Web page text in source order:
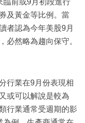
臨前或9月初段進行
及黃金等比例。當
者認為今年美股9月
必然略為趨向保守。
行業在9月份表現相
或可以解說是較為
行業通常受週期的影